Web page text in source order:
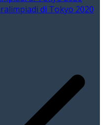
di Tokyo 2020